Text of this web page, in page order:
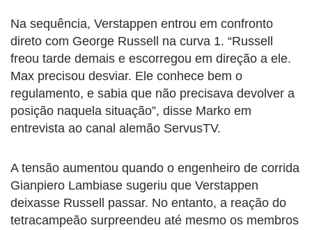
Na sequência, Verstappen entrou em confronto
direto com George Russell na curva 1. “Russell
freou tarde demais e escorregou em direção a ele.
Max precisou desviar. Ele conhece bem o
regulamento, e sabia que não precisava devolver a
posição naquela situação”, disse Marko em
entrevista ao canal alemão ServusTV.
A tensão aumentou quando o engenheiro de corrida
Gianpiero Lambiase sugeriu que Verstappen
deixasse Russell passar. No entanto, a reação do
tetracampeão surpreendeu até mesmo os membros